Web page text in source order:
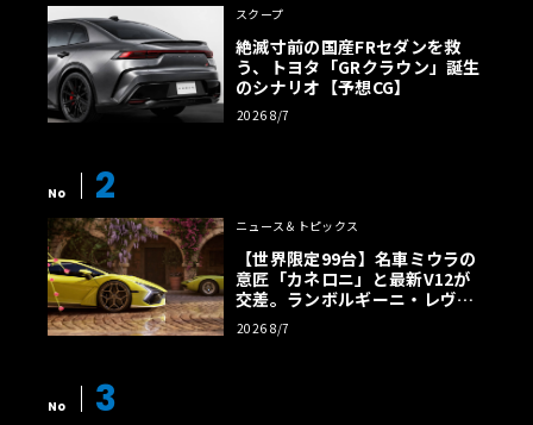
スクープ
絶滅寸前の国産FRセダンを救
う、トヨタ「GRクラウン」誕生
のシナリオ【予想CG】
2026 8/7
No 2
ニュース＆トピックス
【世界限定99台】名車ミウラの
意匠「カネロニ」と最新V12が
交差。ランボルギーニ・レヴエ
ルトに60周年記念車が登場
2026 8/7
No 3